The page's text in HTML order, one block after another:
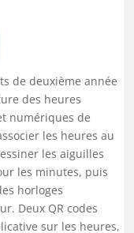
de deuxième année
des heures
numériques de
les heures au
les aiguilles
les minutes, puis
horloges
Deux QR codes
sur les heures,